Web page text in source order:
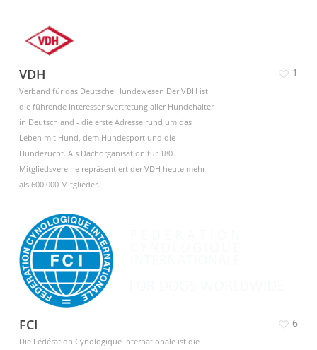
VDH
Verband für das Deutsche Hundewesen Der VDH ist
die führende Interessensvertretung aller Hundehalter
in Deutschland - die erste Adresse rund um das
Leben mit Hund, dem Hundesport und die
Hundezucht. Als Dachorganisation für 180
Mitgliedsvereine repräsentiert der VDH heute mehr
als 600.000 Mitglieder.
1
FCI
Die Fédération Cynologique Internationale ist die
6